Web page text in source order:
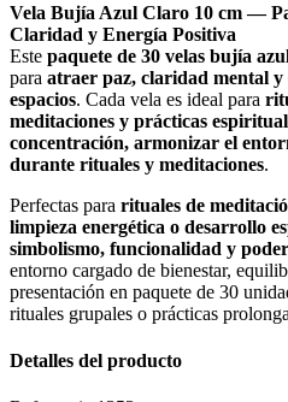
Vela Bujía Azul Claro 10 cm —
Claridad y Energía Positiva
Este paquete de 30 velas bujía
para atraer paz, claridad mental
espacios. Cada vela es ideal para
meditaciones y prácticas
concentración, armonizar el
durante rituales y meditaciones.
Perfectas para rituales de
limpieza energética o desarrollo
simbolismo, funcionalidad y
entorno cargado de bienestar,
presentación en paquete de 30
rituales grupales o prácticas
Detalles del producto